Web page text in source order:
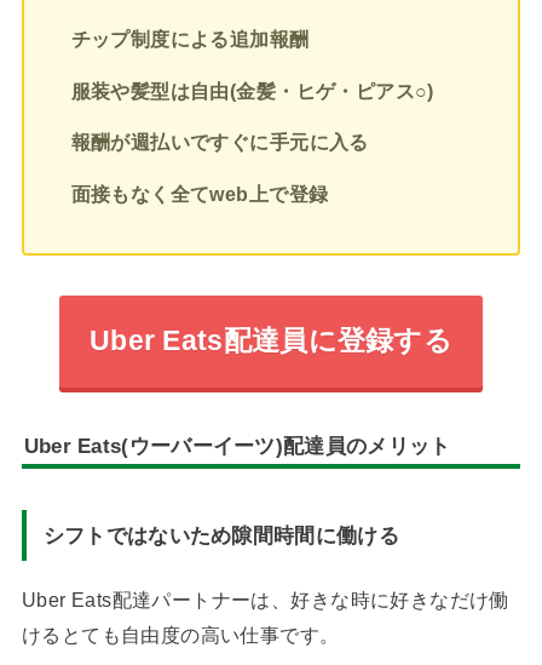
チップ制度による追加報酬
服装や髪型は自由(金髪・ヒゲ・ピアス○)
報酬が週払いですぐに手元に入る
面接もなく全てweb上で登録
Uber Eats配達員に登録する
Uber Eats(ウーバーイーツ)配達員のメリット
シフトではないため隙間時間に働ける
Uber Eats配達パートナーは、好きな時に好きなだけ働
けるとても自由度の高い仕事です。